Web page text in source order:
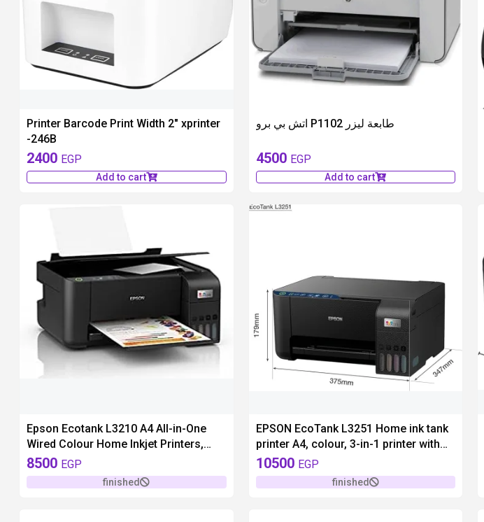
Printer Barcode Print Width 2" xprinter
-246B
2400 EGP
Add to cart
اتش بي برو P1102 طابعة ليزر
4500 EGP
Add to cart
Epson Ecotank L3210 A4 All-in-One
Wired Colour Home Inkjet Printers,
Black
8500 EGP
finished
EPSON EcoTank L3251 Home ink tank
printer A4, colour, 3-in-1 printer with
WiFi and SmartPanel App connectivity
10500 EGP
finished